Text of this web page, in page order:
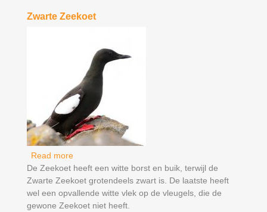
Zwarte Zeekoet
Read moreabout Zwarte Zeekoet
De Zeekoet heeft een witte borst en buik, terwijl de
Zwarte Zeekoet grotendeels zwart is. De laatste heeft
wel een opvallende witte vlek op de vleugels, die de
gewone Zeekoet niet heeft.